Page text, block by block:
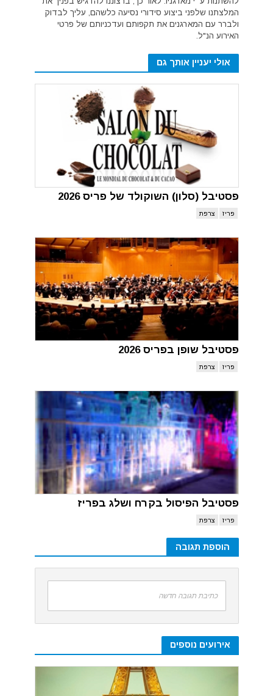
המלצתנו שלפני ביצוע סידורי נסיעה כלשהם, עליך לבדוק
ולברר עם המארגנים את תקפותם ועדכניותם של פרטי
האירוע הנ"ל.
אולי יעניין אותך גם
פסטיבל (סלון) השוקולד של פריס 2026
פריז צרפת
פסטיבל שופן בפריס 2026
פריז צרפת
פסטיבל הפיסול בקרח ושלג בפריז
פריז צרפת
הוספת תגובה
כתיבת תגובה חדשה
אירועים נוספים